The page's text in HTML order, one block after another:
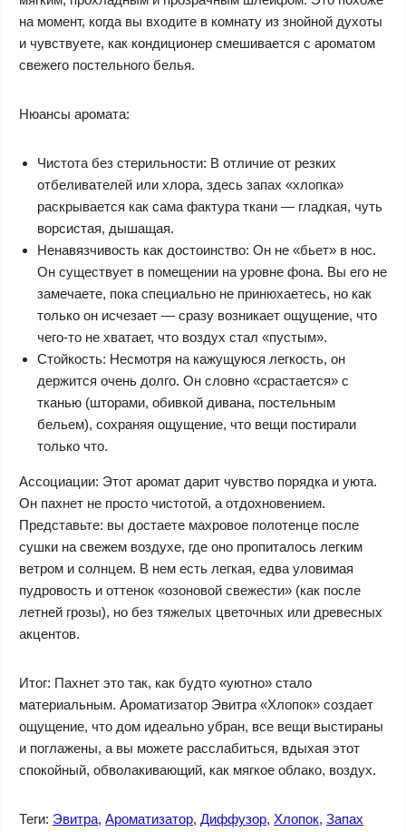
на момент, когда вы входите в комнату из знойной духоты
и чувствуете, как кондиционер смешивается с ароматом
свежего постельного белья.
Нюансы аромата:
Чистота без стерильности: В отличие от резких
отбеливателей или хлора, здесь запах «хлопка»
раскрывается как сама фактура ткани — гладкая, чуть
ворсистая, дышащая.
Ненавязчивость как достоинство: Он не «бьет» в нос.
Он существует в помещении на уровне фона. Вы его не
замечаете, пока специально не принюхаетесь, но как
только он исчезает — сразу возникает ощущение, что
чего-то не хватает, что воздух стал «пустым».
Стойкость: Несмотря на кажущуюся легкость, он
держится очень долго. Он словно «срастается» с
тканью (шторами, обивкой дивана, постельным
бельем), сохраняя ощущение, что вещи постирали
только что.
Ассоциации: Этот аромат дарит чувство порядка и уюта.
Он пахнет не просто чистотой, а отдохновением.
Представьте: вы достаете махровое полотенце после
сушки на свежем воздухе, где оно пропиталось легким
ветром и солнцем. В нем есть легкая, едва уловимая
пудровость и оттенок «озоновой свежести» (как после
летней грозы), но без тяжелых цветочных или древесных
акцентов.
Итог: Пахнет это так, как будто «уютно» стало
материальным. Ароматизатор Эвитра «Хлопок» создает
ощущение, что дом идеально убран, все вещи выстираны
и поглажены, а вы можете расслабиться, вдыхая этот
спокойный, обволакивающий, как мягкое облако, воздух.
Теги: Эвитра, Ароматизатор, Диффузор, Хлопок, Запах